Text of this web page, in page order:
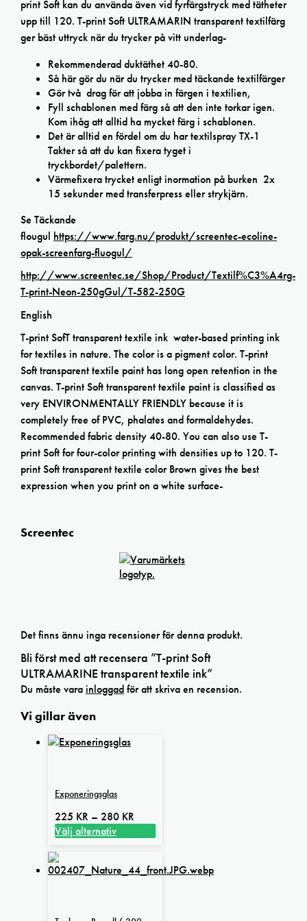
print Soft kan du använda även vid fyrfärgstryck med tätheter
upp till 120. T-print Soft ULTRAMARIN transparent textilfärg
ger bäst uttryck när du trycker på vitt underlag-
Rekommenderad duktäthet 40-80.
Så här gör du när du trycker med täckande textilfärger
Gör två drag för att jobba in färgen i textilien,
Fyll schablonen med färg så att den inte torkar igen.
Kom ihåg att alltid ha mycket färg i schablonen.
Det är alltid en fördel om du har textilspray TX-1
Takter så att du kan fixera tyget i
tryckbordet/palettern.
Värmefixera trycket enligt inormation på burken 2x
15 sekunder med transferpress eller strykjärn.
Se Täckande
flougul https://www.farg.nu/produkt/screentec-ecoline-
opak-screenfarg-fluogul/
http://www.screentec.se/Shop/Product/Textilf%C3%A4rg-
T-print-Neon-250gGul/T-582-250G
English
T-print SofT transparent textile ink water-based printing ink
for textiles in nature. The color is a pigment color. T-print
Soft transparent textile paint has long open retention in the
canvas. T-print Soft transparent textile paint is classified as
very ENVIRONMENTALLY FRIENDLY because it is
completely free of PVC, phalates and formaldehydes.
Recommended fabric density 40-80. You can also use T-
print Soft for four-color printing with densities up to 120. T-
print Soft transparent textile color Brown gives the best
expression when you print on a white surface-
Screentec
Det finns ännu inga recensioner för denna produkt.
Bli först med att recensera ”T-print Soft
ULTRAMARINE transparent textile ink”
Du måste varainloggadför att skriva en recension.
Vi gillar även
Exponeringsglas
225 KR – 280 KR
Välj alternativ
här
produkten
varianter.